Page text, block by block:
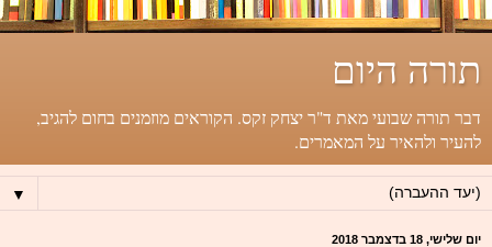
תורה היום
דבר תורה שבועי מאת ד"ר יצחק זקס. הקוראים מוזמנים בחום להגיב,
להעיר ולהאיר על המאמרים.
▼
יום שלישי, 18 בדצמבר 2018